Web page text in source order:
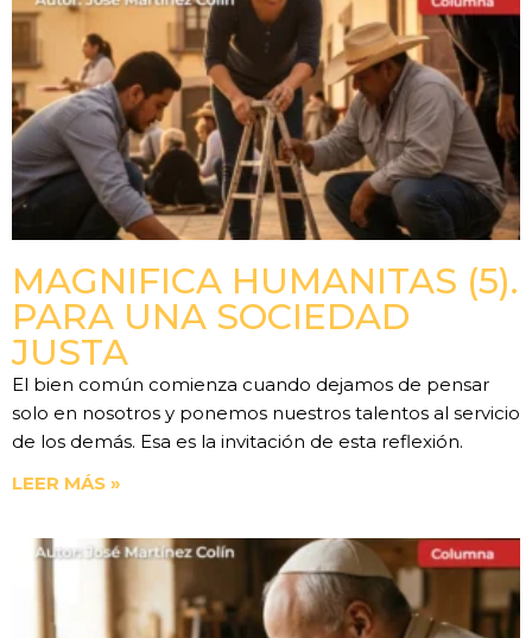
MAGNIFICA HUMANITAS (5).
PARA UNA SOCIEDAD
JUSTA
El bien común comienza cuando dejamos de pensar
solo en nosotros y ponemos nuestros talentos al servicio
de los demás. Esa es la invitación de esta reflexión.
LEER MÁS »